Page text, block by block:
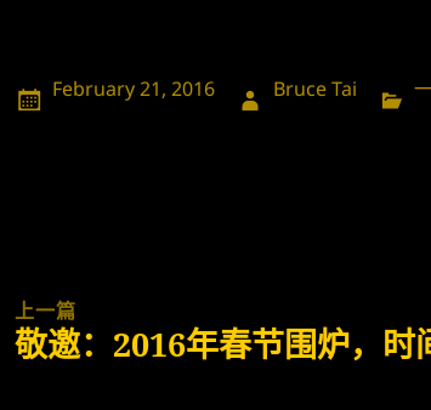
发
February 21, 2016
作
Bruce Tai
分
上一篇
上
敬邀：2016年春节围炉，